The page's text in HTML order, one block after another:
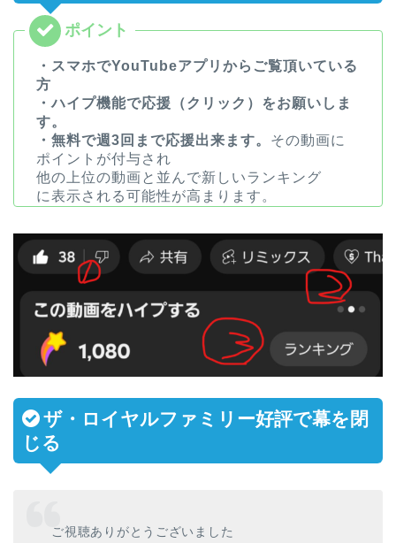
・スマホでYouTubeアプリからご覧頂いている
方
・ハイプ機能で応援（クリック）をお願いしま
す。
・無料で週3回まで応援出来ます。 その動画に
ポイントが付与され
他の上位の動画と並んで新しいランキング
に表示される可能性が高まります。
ザ・ロイヤルファミリー好評で幕を閉
じる
ご視聴ありがとうございました